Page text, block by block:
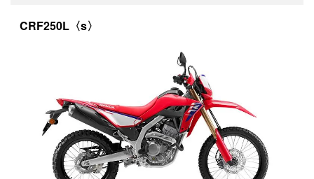
CRF250L〈s〉